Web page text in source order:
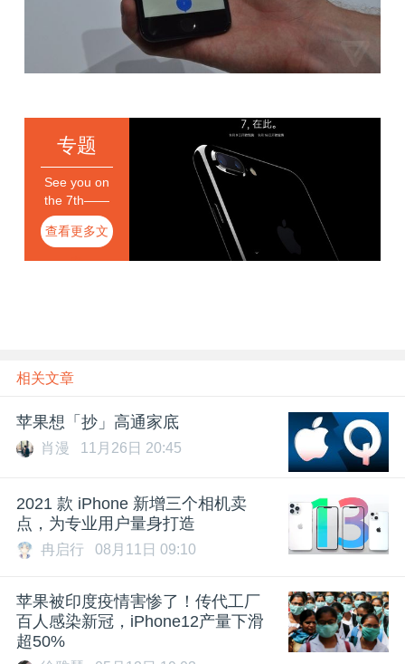
专题
See you on
the 7th——
苹果发布会
专题
查看更多文
章
相关文章
苹果想「抄」高通家底
肖漫 11月26日 20:45
2021 款 iPhone 新增三个相机卖
点，为专业用户量身打造
冉启行 08月11日 09:10
苹果被印度疫情害惨了！传代工厂
百人感染新冠，iPhone12产量下滑
超50%